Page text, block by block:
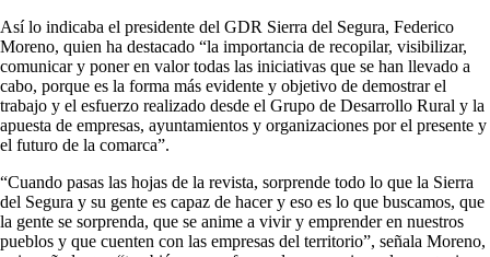
Así lo indicaba el presidente del GDR Sierra del Segura, Federico
Moreno, quien ha destacado “la importancia de recopilar, visibilizar,
comunicar y poner en valor todas las iniciativas que se han llevado a
cabo, porque es la forma más evidente y objetivo de demostrar el
trabajo y el esfuerzo realizado desde el Grupo de Desarrollo Rural y la
apuesta de empresas, ayuntamientos y organizaciones por el presente y
el futuro de la comarca”.
“Cuando pasas las hojas de la revista, sorprende todo lo que la Sierra
del Segura y su gente es capaz de hacer y eso es lo que buscamos, que
la gente se sorprenda, que se anime a vivir y emprender en nuestros
pueblos y que cuenten con las empresas del territorio”, señala Moreno,